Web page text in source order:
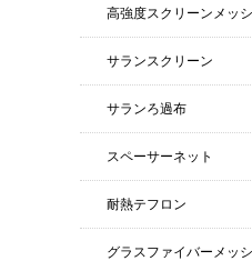
高強度スクリーンメッ
サランスクリーン
サランろ過布
スペーサーネット
耐熱テフロン
グラスファイバーメッ